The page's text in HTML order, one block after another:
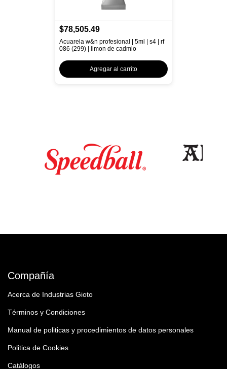
$78,505.49
Acuarela w&n profesional | 5ml | s4 | rf
086 (299) | limon de cadmio
Agregar al carrito
Compañía
Acerca de Industrias Gioto
Términos y Condiciones
Manual de politicas y procedimientos de datos personales
Politica de Cookies
Catálogos